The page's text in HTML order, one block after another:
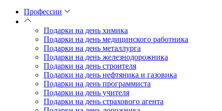
Профессии
Подарки на день химика
Подарки на день медицинского работника
Подарки на день металлурга
Подарки на день железнодорожника
Подарки на день строителя
Подарки на день нефтяника и газовика
Подарки на день программиста
Подарки на день учителя
Подарки на день страхового агента